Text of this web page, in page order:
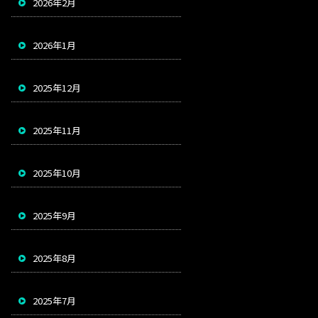
2026年1月
2025年12月
2025年11月
2025年10月
2025年9月
2025年8月
2025年7月